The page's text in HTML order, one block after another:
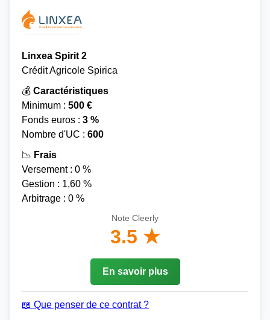
Linxea Spirit 2
Crédit Agricole Spirica
💰 Caractéristiques
Minimum : 500 €
Fonds euros : 3 %
Nombre d'UC : 600
📉 Frais
Versement : 0 %
Gestion : 1,60 %
Arbitrage : 0 %
Note Cleerly
3.5 ★
En savoir plus
📖 Que penser de ce contrat ?